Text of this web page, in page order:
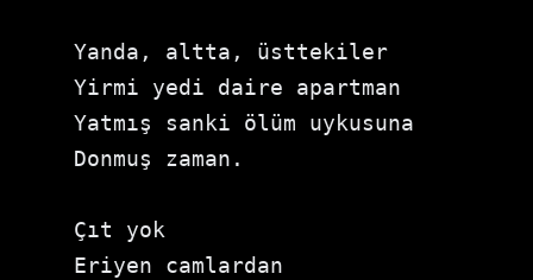
Yanda, altta, üsttekiler
Yirmi yedi daire apartman
Yatmış sanki ölüm uykusuna
Donmuş zaman.
Çıt yok
Eriyen camlardan